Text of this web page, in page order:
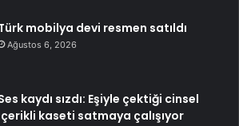
mobilya devi resmen satıldı
Ağustos 6, 2026
kaydı sızdı: Eşiyle çektiği cinsel
kaseti satmaya çalışıyor